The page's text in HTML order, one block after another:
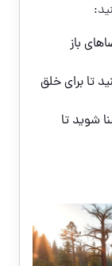
باز
تا برای خلق
شوید تا